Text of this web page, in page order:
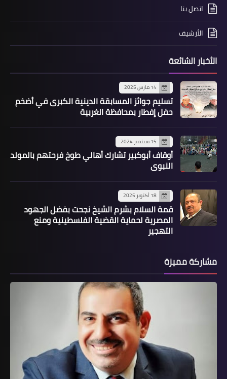
اتصل بنا
الأرشيف
الأخبار الشائعة
14 مارس 2025
تسليم جوائز المسابقة الدينية الكبرى في أضخم
حفل إفطار بمحافظة الغربية
15 سبتمبر 2024
أوقاف أبوكبير تشارك أهالي طوخ فرحتهم بالمولد
النبوي
18 أكتوبر 2025
قمة السلام بشرم الشيخ نجحت بفضل الجهود
المصرية لحماية القضية الفلسطينية ومنع
التهجير
مشاركة مميزة